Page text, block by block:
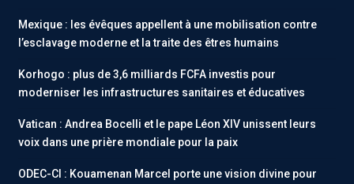
Mexique : les évêques appellent à une mobilisation contre
l’esclavage moderne et la traite des êtres humains
Korhogo : plus de 3,6 milliards FCFA investis pour
moderniser les infrastructures sanitaires et éducatives
Vatican : Andrea Bocelli et le pape Léon XIV unissent leurs
voix dans une prière mondiale pour la paix
ODEC-CI : Kouamenan Marcel porte une vision divine pour